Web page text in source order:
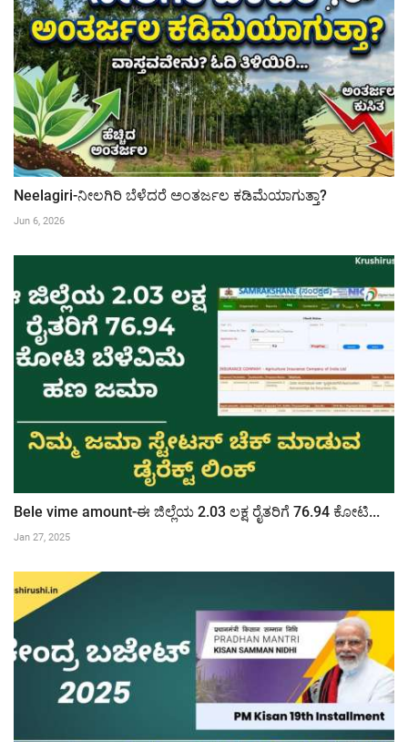
Neelagiri-ನೀಲಗಿರಿ ಬೆಳೆದರೆ ಅಂತರ್ಜಲ ಕಡಿಮೆಯಾಗುತ್ತಾ?
Jun 6, 2026
Bele vime amount-ಈ ಜಿಲ್ಲೆಯ 2.03 ಲಕ್ಷ ರೈತರಿಗೆ 76.94 ಕೋಟಿ...
Jan 27, 2025